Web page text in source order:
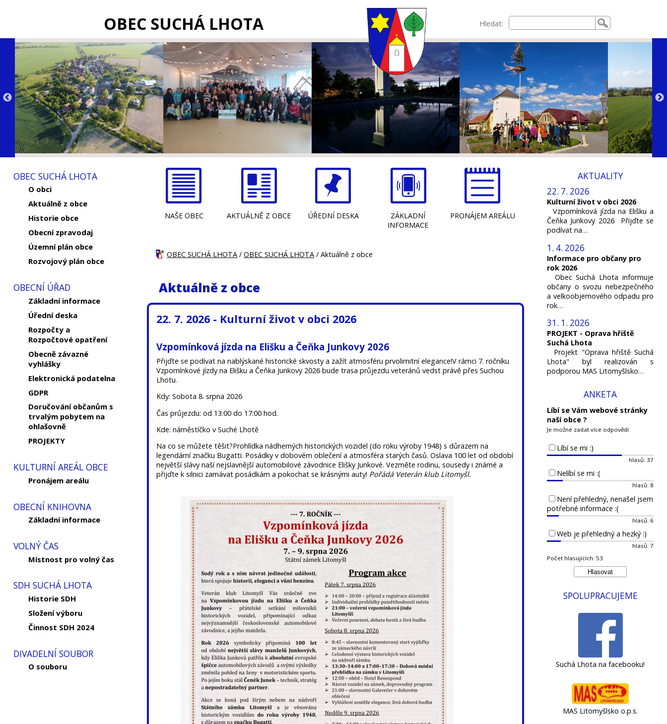
OBEC SUCHÁ LHOTA Hledat:
OBEC SUCHÁ LHOTA
O obci
Aktuálně z obce
Historie obce
Obecní zpravodaj
Územní plán obce
Rozvojový plán obce
OBECNÍ ÚŘAD
Základní informace
Úřední deska
Rozpočty a
Rozpočtové opatření
Obecně závazné
vyhlášky
Elektronická podatelna
GDPR
Doručování občanům s
trvalým pobytem na
ohlašovně
PROJEKTY
KULTURNÍ AREÁL OBCE
Pronájem areálu
OBECNÍ KNIHOVNA
Základní informace
VOLNÝ ČAS
Místnost pro volný čas
SDH SUCHÁ LHOTA
Historie SDH
Složení výboru
Činnost SDH 2024
DIVADELNÍ SOUBOR
O souboru
NAŠE OBEC AKTUÁLNĚ Z OBCE ÚŘEDNÍ DESKA
ZÁKLADNÍ
INFORMACE
PRONÁJEM AREÁLU
OBEC SUCHÁ LHOTA /OBEC SUCHÁ LHOTA / Aktuálně z obce
Aktuálně z obce
22. 7. 2026 - Kulturní život v obci 2026
Vzpomínková jízda na Elišku a Čeňka Junkovy 2026
Přijďte se podívat na nablýskané historické skvosty a zažít atmosféru prvolimitní elegance!V rámci 7. ročníku
Vzpomínkové jízdy na Elišku a Čeňka Junkovy 2026 bude trasa průjezdu veteránů vedst právě přes Suchou
Lhotu.
Kdy: Sobota 8. srpna 2026
Čas průjezdu: od 13:00 do 17:00 hod.
Kde: náměstíčko v Suché Lhotě
Na co se můžete těšit?Prohlídka nádherných historických vozidel (do roku výroby 1948) s důrazem na
legendární značku Bugatti. Posádky v dobovém oblečení a atmosféra starých časů. Oslava 100 let od období
největší slávy naší nejslavnější automobilové závodnice Elišky Junkové. Vezměte rodinu, sousedy i známé a
přijďte k silnici zamávat posádkám a pokochat se krásnými auty! Pořádá Veterán klub Litomyšl.
AKTUALITY
22. 7. 2026
Kulturní život v obci 2026
Vzpomínková jízda na Elišku a
Čeňka Junkovy 2026 Přijďte se
podívat na…
1. 4. 2026
Informace pro občany pro
rok 2026
Obec Suchá Lhota informuje
občany o svozu nebezpečného
a velkoobjemového odpadu pro
rok…
31. 1. 2026
PROJEKT - Oprava hřiště
Suchá Lhota
Projekt "Oprava hřiště Suchá
Lhota" byl realizován s
podporou MAS Litomyšlsko…
ANKETA
Líbí se Vám webové stránky
naší obce ?
Je možné zadat více odpovědí
Líbí se mi :)
hlasů: 37
Nelíbí se mi :(
hlasů: 8
Není přehledný, nenašel jsem
potřebné informace :(
hlasů: 6
Web je přehledný a hezký :)
hlasů: 7
Počet hlasujících: 53
SPOLUPRACUJEME
Suchá Lhota na facebooku!
MAS Litomyšlsko o.p.s.